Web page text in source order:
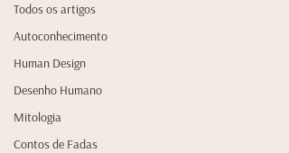
Todos os artigos
Autoconhecimento
Human Design
Desenho Humano
Mitologia
Contos de Fadas